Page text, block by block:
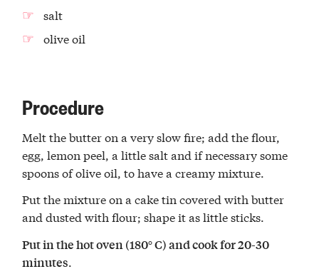
salt
olive oil
Procedure
Melt the butter on a very slow fire; add the flour,
egg, lemon peel, a little salt and if necessary some
spoons of olive oil, to have a creamy mixture.
Put the mixture on a cake tin covered with butter
and dusted with flour; shape it as little sticks.
Put in the hot oven (180° C) and cook for 20-30
minutes.